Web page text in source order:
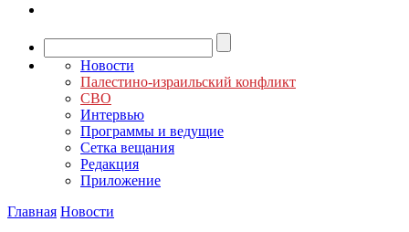
Новости
Палестино-израильский конфликт
СВО
Интервью
Программы и ведущие
Сетка вещания
Редакция
Приложение
Главная Новости